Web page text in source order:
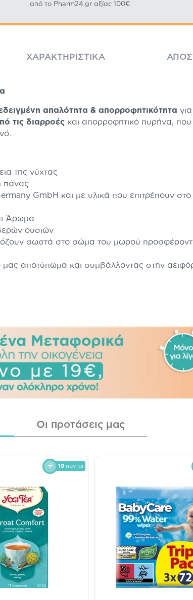
από το Pharm24.gr αξίας 100€
ΧΑΡΑΚΤΗΡΙΣΤΙΚΆ
απαλότητα & απορροφητικότητα
τις διαρροές και απορροφητικό πυρήνα,
της νύχτας
πάνας
GmbH και με υλικά που επιτρέπουν
Άρωμα
ουσιών
σωστά στο σώμα του μωρού
αποτύπωμα και συμβάλλοντας στην
Οι προτάσεις μας
19 πόντοι